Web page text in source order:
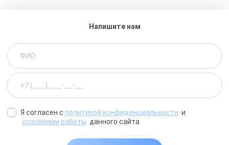
Напишите нам
Я согласен с политикой конфиденциальности и
условиями работы данного сайта